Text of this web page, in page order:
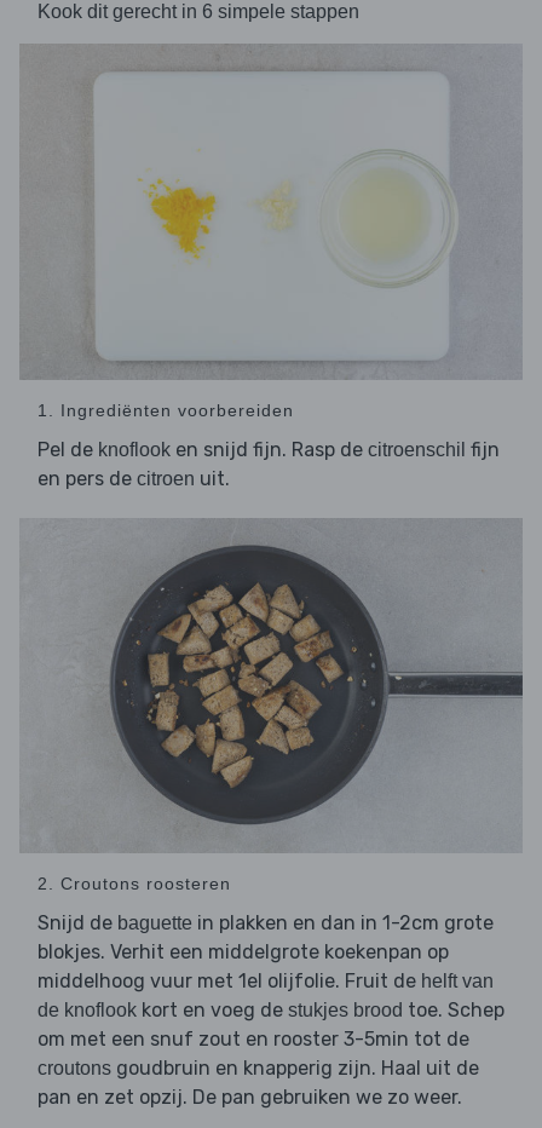
Kook dit gerecht in 6 simpele stappen
1. Ingrediënten voorbereiden
Pel de knoflook en snijd fijn. Rasp de citroenschil fijn
en pers de citroen uit.
2. Croutons roosteren
Snijd de baguette in plakken en dan in 1-2cm grote
blokjes. Verhit een middelgrote koekenpan op
middelhoog vuur met 1el olijfolie. Fruit de helft van
de knoflook kort en voeg de stukjes brood toe. Schep
om met een snuf zout en rooster 3-5min tot de
croutons goudbruin en knapperig zijn. Haal uit de
pan en zet opzij. De pan gebruiken we zo weer.